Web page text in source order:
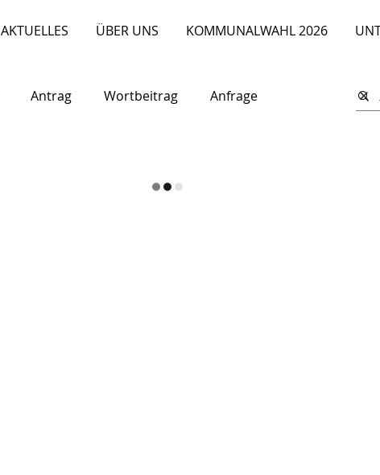
AKTUELLES ÜBER UNS KOMMUNALWAHL 2026
Antrag Wortbeitrag Anfrage